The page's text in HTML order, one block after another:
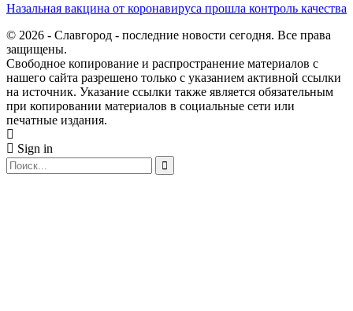
Назальная вакцина от коронавируса прошла контроль качества
© 2026 - Славгород - последние новости сегодня. Все права
защищены.
Свободное копирование и распространение материалов с
нашего сайта разрешено только с указанием активной ссылки
на источник. Указание ссылки также является обязательным
при копировании материалов в социальные сети или
печатные издания.
Sign in